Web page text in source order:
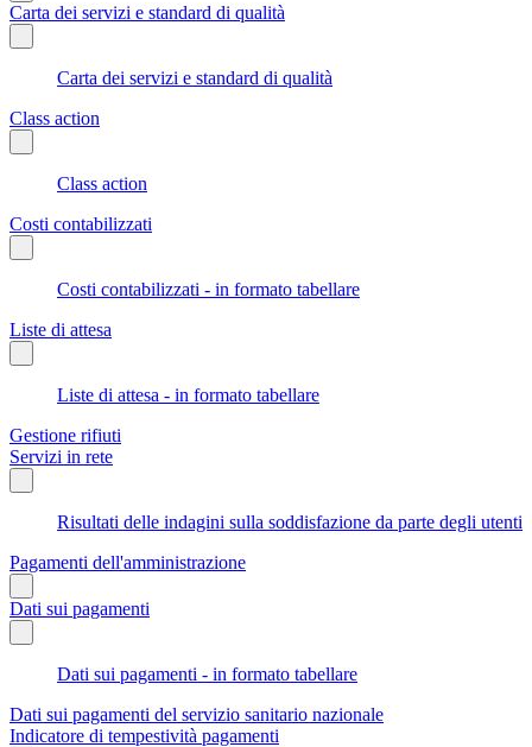
Carta dei servizi e standard di qualità
Carta dei servizi e standard di qualità
Class action
Class action
Costi contabilizzati
Costi contabilizzati - in formato tabellare
Liste di attesa
Liste di attesa - in formato tabellare
Gestione rifiuti
Servizi in rete
Risultati delle indagini sulla soddisfazione da parte degli utenti
Pagamenti dell'amministrazione
Dati sui pagamenti
Dati sui pagamenti - in formato tabellare
Dati sui pagamenti del servizio sanitario nazionale
Indicatore di tempestività pagamenti